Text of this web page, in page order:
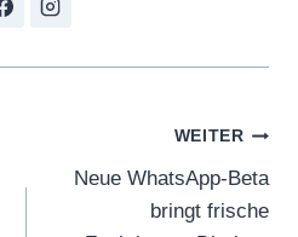
WEITER
Neue WhatsApp-Beta
bringt frische